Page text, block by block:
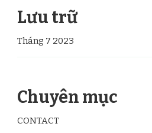
Lưu trữ
Tháng 7 2023
Chuyên mục
CONTACT